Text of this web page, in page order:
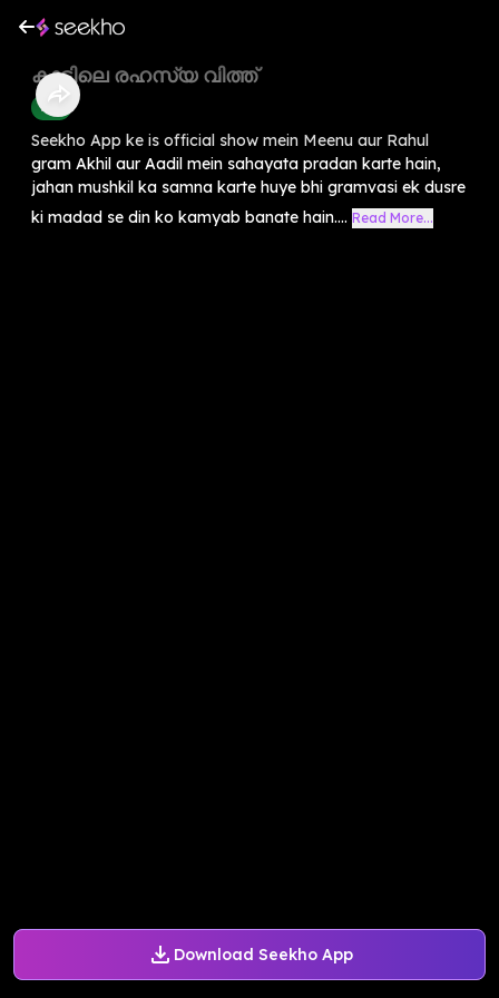
Download Seekho App
കാട്ടിലെ രഹസ്യ വിത്ത്
Kids
Seekho App ke is official show mein Meenu aur Rahul
gram Akhil aur Aadil mein sahayata pradan karte hain,
jahan mushkil ka samna karte huye bhi gramvasi ek dusre
ki madad se din ko kamyab banate hain.... Read More...